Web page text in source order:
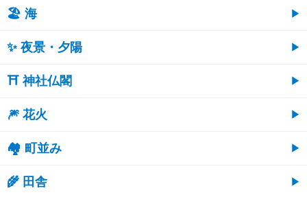
🏖 海
✨ 夜景・夕陽
⛩ 神社仏閣
🎆 花火
🏘 町並み
🌾 田舎